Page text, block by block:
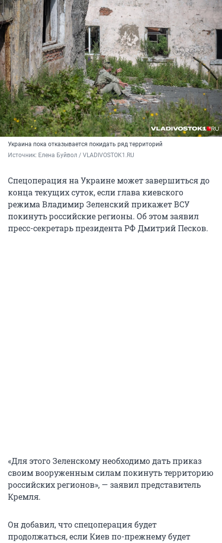
Украина пока отказывается покидать ряд территорий
Источник: Елена Буйвол / VLADIVOSTOK1.RU
Спецоперация на Украине может завершиться до
конца текущих суток, если глава киевского
режима Владимир Зеленский прикажет ВСУ
покинуть российские регионы. Об этом заявил
пресс-секретарь президента РФ Дмитрий Песков.
«Для этого Зеленскому необходимо дать приказ
своим вооруженным силам покинуть территорию
российских регионов», — заявил представитель
Кремля.
Он добавил, что спецоперация будет
продолжаться, если Киев по-прежнему будет